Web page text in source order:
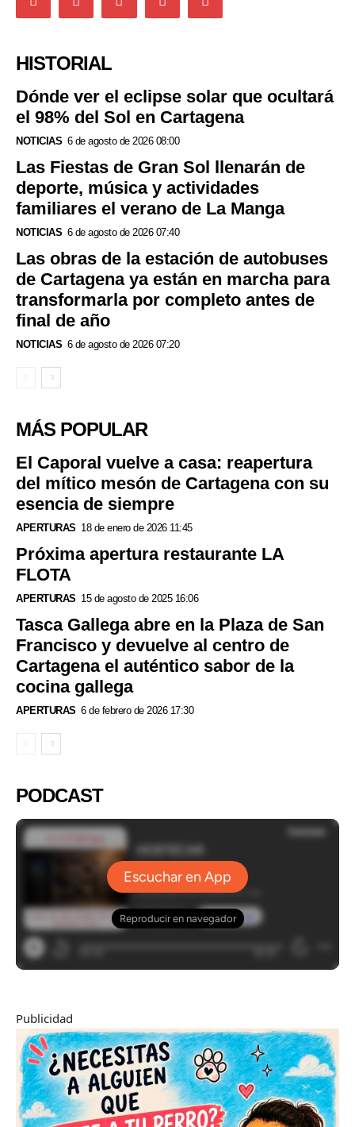
HISTORIAL
Dónde ver el eclipse solar que ocultará
el 98% del Sol en Cartagena
NOTICIAS 6 de agosto de 2026 08:00
Las Fiestas de Gran Sol llenarán de
deporte, música y actividades
familiares el verano de La Manga
NOTICIAS 6 de agosto de 2026 07:40
Las obras de la estación de autobuses
de Cartagena ya están en marcha para
transformarla por completo antes de
final de año
NOTICIAS 6 de agosto de 2026 07:20
MÁS POPULAR
El Caporal vuelve a casa: reapertura
del mítico mesón de Cartagena con su
esencia de siempre
APERTURAS 18 de enero de 2026 11:45
Próxima apertura restaurante LA
FLOTA
APERTURAS 15 de agosto de 2025 16:06
Tasca Gallega abre en la Plaza de San
Francisco y devuelve al centro de
Cartagena el auténtico sabor de la
cocina gallega
APERTURAS 6 de febrero de 2026 17:30
PODCAST
Publicidad